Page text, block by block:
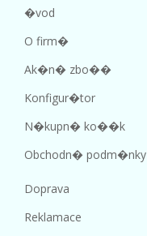
�vod
O firm�
Ak�n� zbo��
Konfigur�tor
N�kupn� ko��k
Obchodn� podm�nky
Doprava
Reklamace